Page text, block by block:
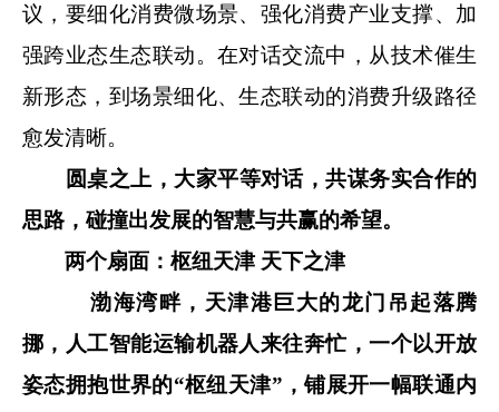
议，要细化消费微场景、强化消费产业支撑、加
强跨业态生态联动。在对话交流中，从技术催生
新形态，到场景细化、生态联动的消费升级路径
愈发清晰。
圆桌之上，大家平等对话，共谋务实合作的
思路，碰撞出发展的智慧与共赢的希望。
两个扇面：枢纽天津 天下之津
渤海湾畔，天津港巨大的龙门吊起落腾
挪，人工智能运输机器人来往奔忙，一个以开放
姿态拥抱世界的“枢纽天津”，铺展开一幅联通内